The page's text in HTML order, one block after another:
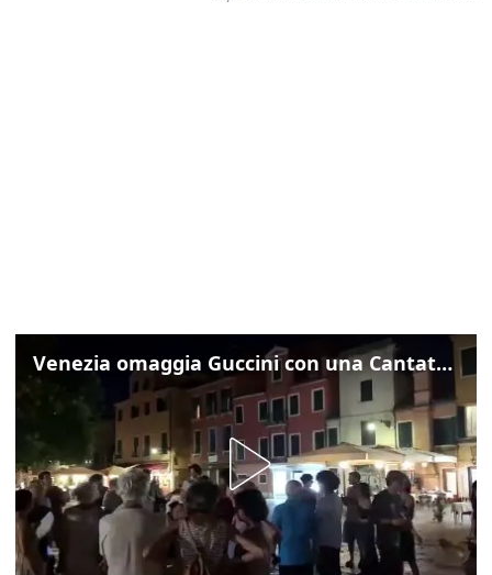
Venezia omaggia Guccini con una Cantata Anarchica in campo Santa Margherita